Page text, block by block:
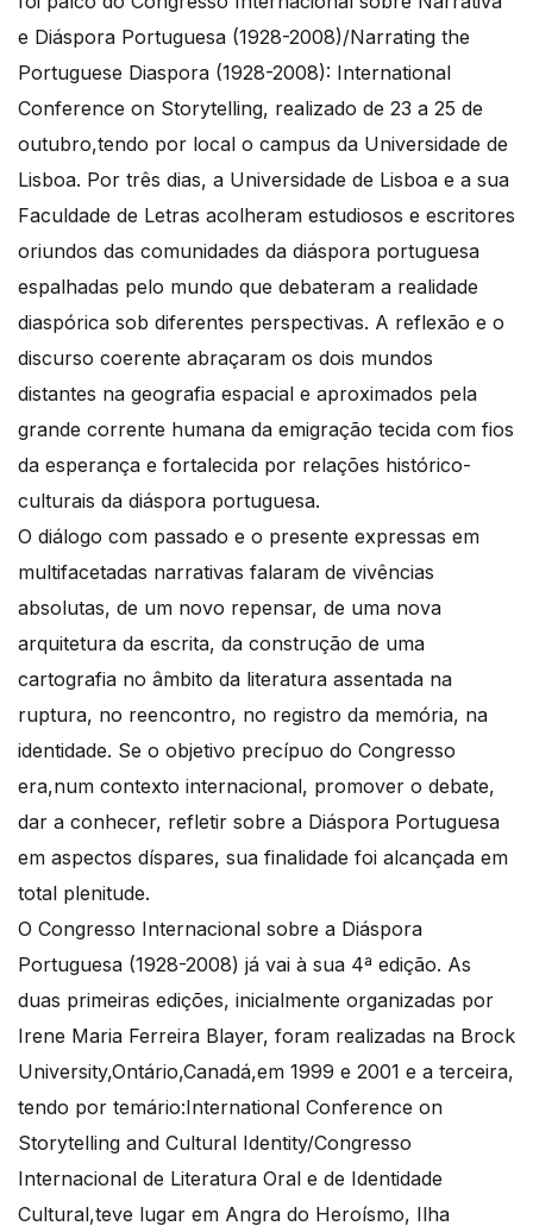
e Diáspora Portuguesa (1928-2008)/Narrating the
Portuguese Diaspora (1928-2008): International
Conference on Storytelling, realizado de 23 a 25 de
outubro,tendo por local o campus da Universidade de
Lisboa. Por três dias, a Universidade de Lisboa e a sua
Faculdade de Letras acolheram estudiosos e escritores
oriundos das comunidades da diáspora portuguesa
espalhadas pelo mundo que debateram a realidade
diaspórica sob diferentes perspectivas. A reflexão e o
discurso coerente abraçaram os dois mundos
distantes na geografia espacial e aproximados pela
grande corrente humana da emigração tecida com fios
da esperança e fortalecida por relações histórico-
culturais da diáspora portuguesa.
O diálogo com passado e o presente expressas em
multifacetadas narrativas falaram de vivências
absolutas, de um novo repensar, de uma nova
arquitetura da escrita, da construção de uma
cartografia no âmbito da literatura assentada na
ruptura, no reencontro, no registro da memória, na
identidade. Se o objetivo precípuo do Congresso
era,num contexto internacional, promover o debate,
dar a conhecer, refletir sobre a Diáspora Portuguesa
em aspectos díspares, sua finalidade foi alcançada em
total plenitude.
O Congresso Internacional sobre a Diáspora
Portuguesa (1928-2008) já vai à sua 4ª edição. As
duas primeiras edições, inicialmente organizadas por
Irene Maria Ferreira Blayer, foram realizadas na Brock
University,Ontário,Canadá,em 1999 e 2001 e a terceira,
tendo por temário:International Conference on
Storytelling and Cultural Identity/Congresso
Internacional de Literatura Oral e de Identidade
Cultural,teve lugar em Angra do Heroísmo, Ilha